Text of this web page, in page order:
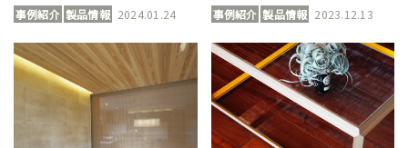
事例紹介 製品情報 2024.01.24 事例紹介 製品情報 2023.12.13